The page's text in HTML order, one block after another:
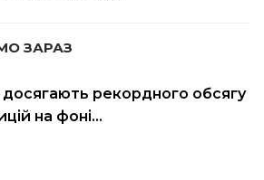
ЗАРАЗ
досягають рекордного обсягу
на фоні…